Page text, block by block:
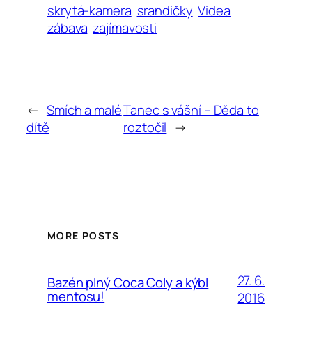
skrytá-kamera srandičky Videa
zábava zajímavosti
← Smích a malé
dítě
Tanec s vášní – Děda to
roztočil →
MORE POSTS
Bazén plný Coca Coly a kýbl
mentosu!
27. 6.
2016